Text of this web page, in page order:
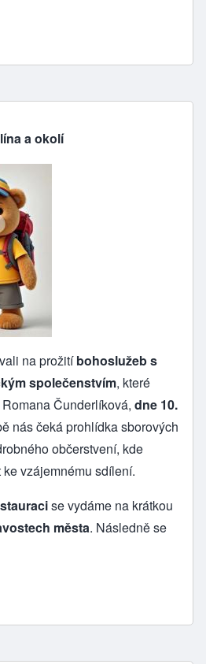
a okolí
na prožitíbohoslužeb s
společenstvím, které
Čunderlíková, dne 10.
nás čeká prohlídka sborových
občerstvení, kde
vzájemnému sdílení.
se vydáme na krátkou
města. Následně se